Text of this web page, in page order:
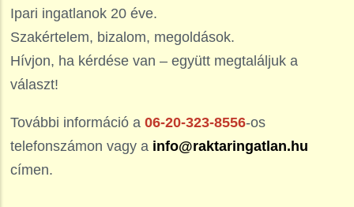
Ipari ingatlanok 20 éve.
Szakértelem, bizalom, megoldások.
Hívjon, ha kérdése van – együtt megtaláljuk a
választ!
További információ a 06-20-323-8556-os
telefonszámon vagy a info@raktaringatlan.hu
címen.